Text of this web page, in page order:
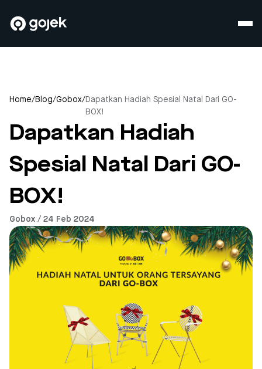
Home/Blog/Gobox/Dapatkan Hadiah Spesial Natal Dari GO-
BOX!
Dapatkan Hadiah
Spesial Natal Dari GO-
BOX!
Gobox / 24 Feb 2024